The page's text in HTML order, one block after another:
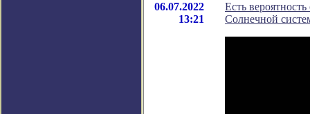
06.07.2022
13:21
Есть
Солнечной